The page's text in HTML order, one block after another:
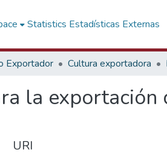
Statistics Estadísticas Externas
Exportador Cultura exportadora
la
URI